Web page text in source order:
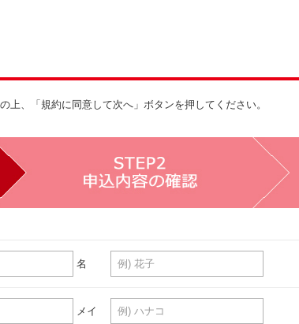
、「規約に同意して次へ」ボタンを押してください。
名
メイ